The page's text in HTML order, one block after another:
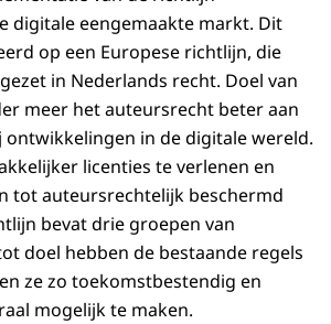
digitale eengemaakte markt. Dit
op een Europese richtlijn, die
in Nederlands recht. Doel van
meer het auteursrecht beter aan
in de digitale wereld.
licenties te verlenen en
tot auteursrechtelijk beschermd
bevat drie groepen van
doel hebben de bestaande regels
ze zo toekomstbestendig en
mogelijk te maken.